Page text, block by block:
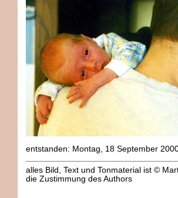
entstanden: Montag, 18 September
alles Bild, Text und Tonmaterial ist ©
die Zustimmung des Authors